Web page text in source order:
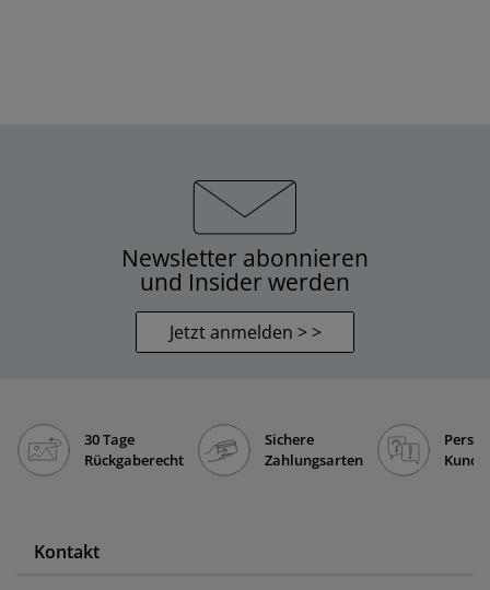
Newsletter abonnieren
und Insider werden
Jetzt anmelden > >
30 Tage
Rückgaberecht
Sichere
Zahlungsarten
Kontakt